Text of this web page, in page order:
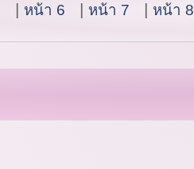
หน้า 6 หน้า 7 หน้า 8